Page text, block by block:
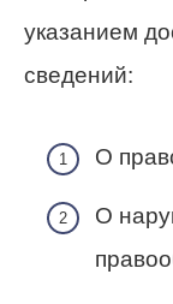
указанием
сведений:
О
О